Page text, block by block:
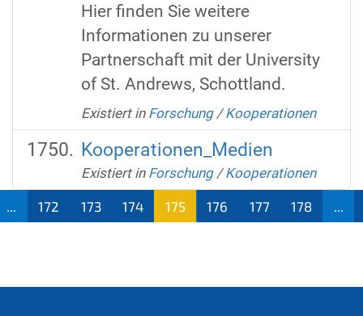
Hier finden Sie weitere
Informationen zu unserer
Partnerschaft mit der University
of St. Andrews, Schottland.
Existiert in Forschung /Kooperationen
Kooperationen_Medien
Existiert in Forschung /Kooperationen
172 173 174
175
176 177 178